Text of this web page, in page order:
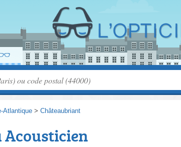
Atlantique > Châteaubriant